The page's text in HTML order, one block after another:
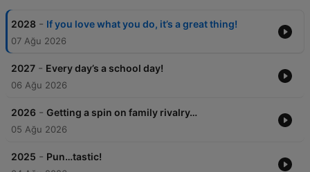
2028 - If you love what you do, it’s a great thing!
07 Ağu 2026
2027 - Every day’s a school day!
06 Ağu 2026
2026 - Getting a spin on family rivalry…
05 Ağu 2026
2025 - Pun…tastic!